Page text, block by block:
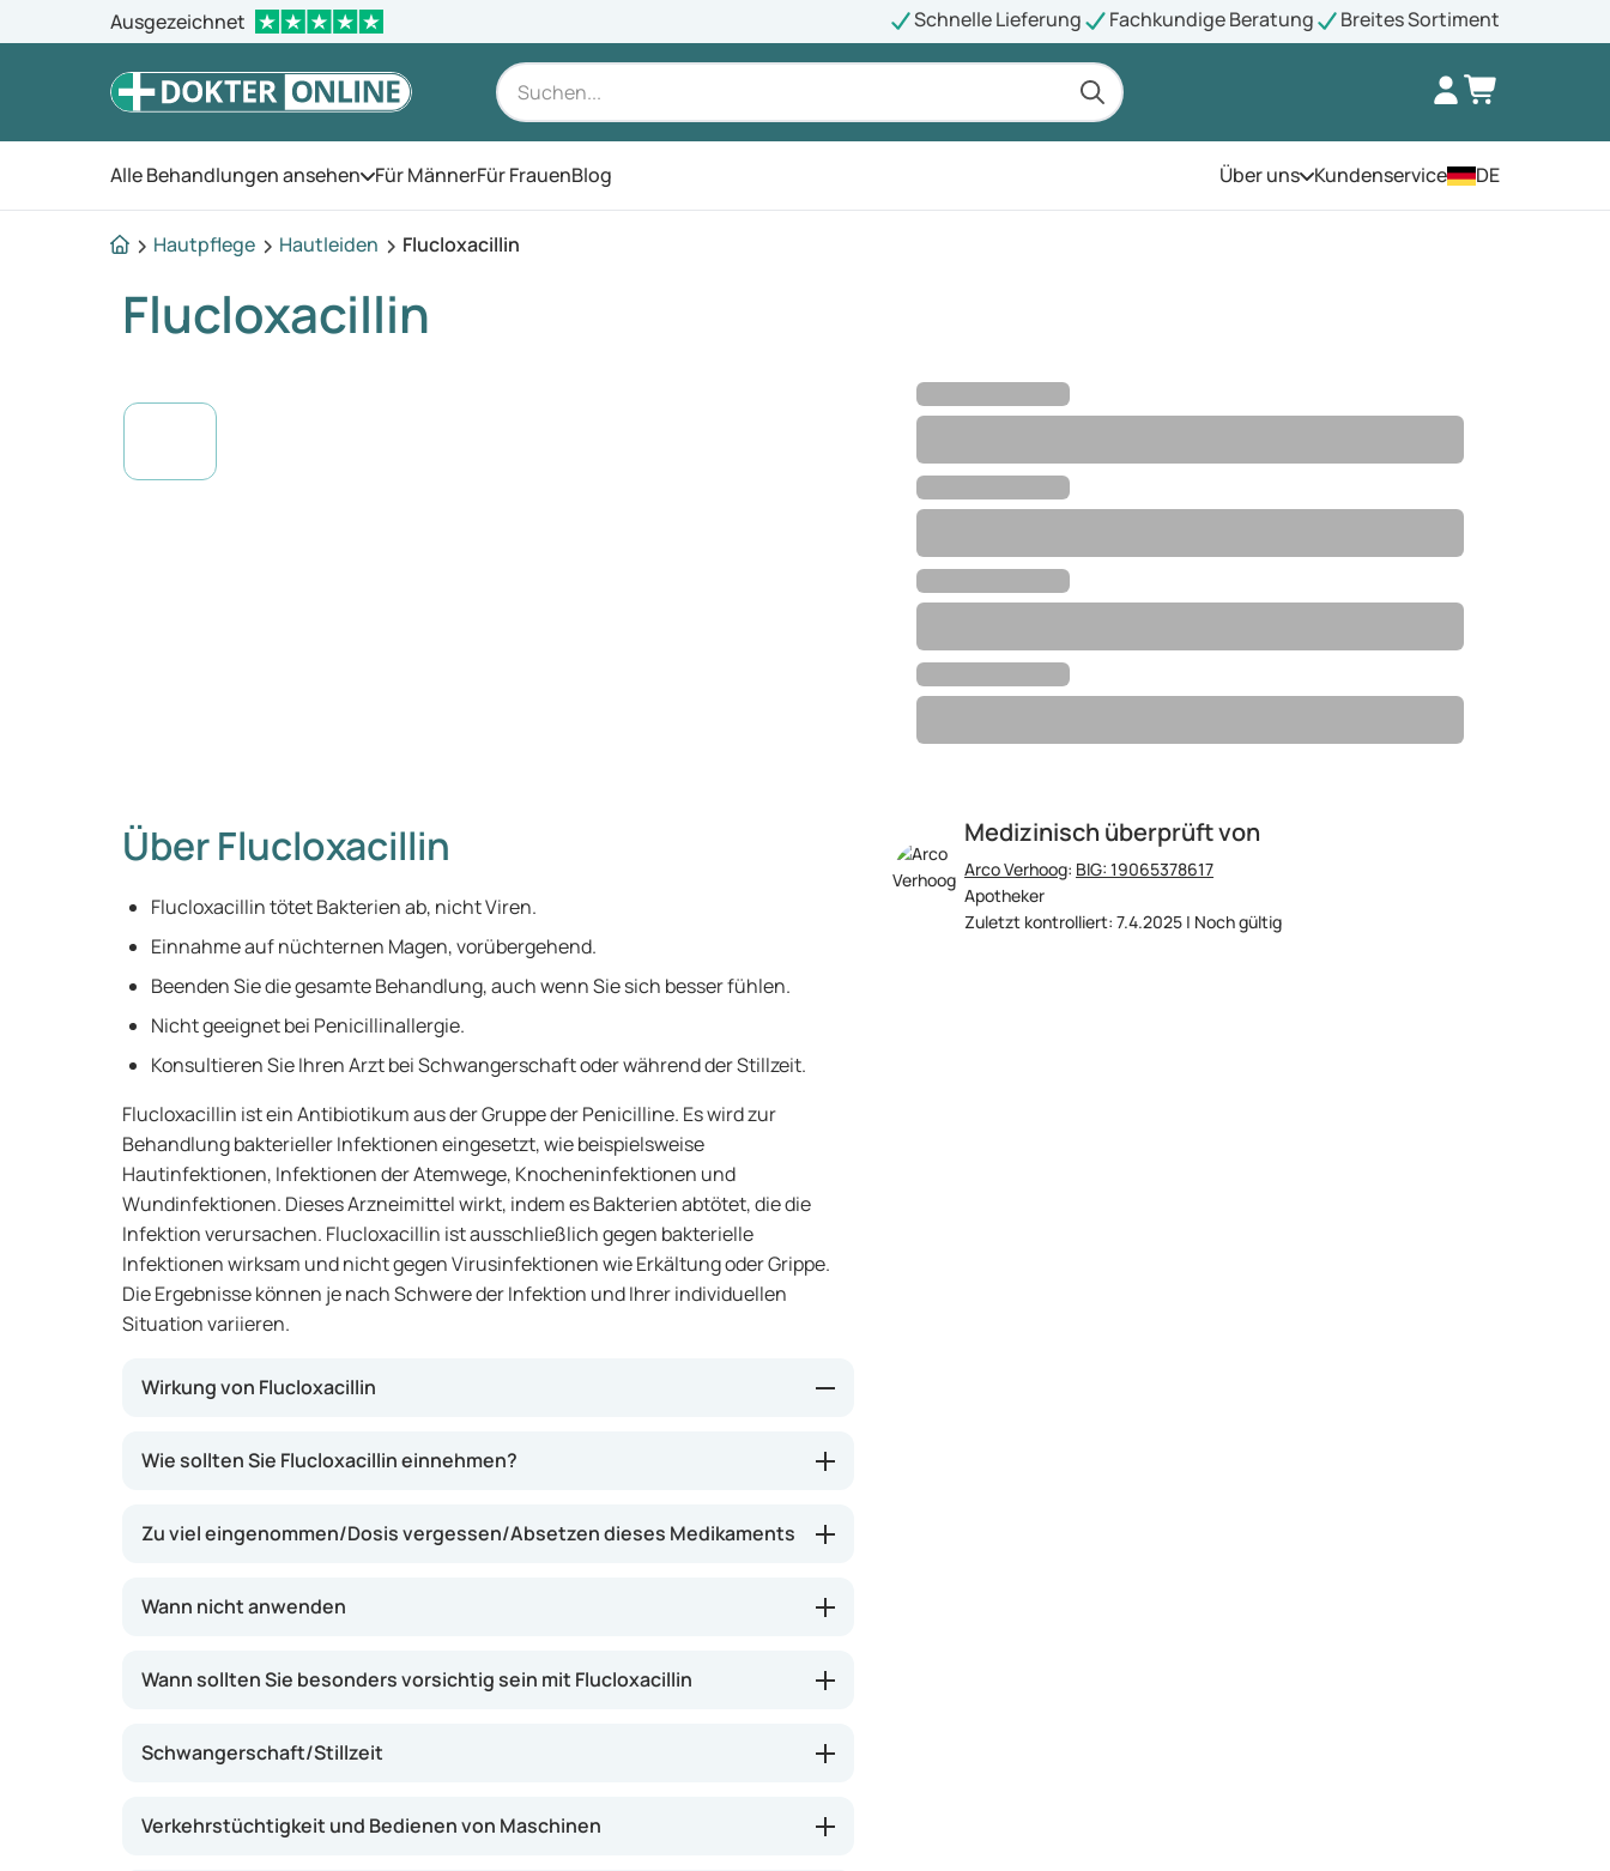
Ausgezeichnet Schnelle Lieferung Fachkundige Beratung Breites Sortiment
Alle Behandlungen ansehen Öffnen Sie das Menü
Für MännerFür FrauenBlog Über unsÖffnen Sie das Menü
Kundenservice DE
Hautpflege Hautleiden Flucloxacillin
Flucloxacillin
Medizinisch überprüft von
Arco Verhoog: BIG: 19065378617
Apotheker
Zuletzt kontrolliert: 7.4.2025 | Noch gültig
Über Flucloxacillin
Flucloxacillin tötet Bakterien ab, nicht Viren.
Einnahme auf nüchternen Magen, vorübergehend.
Beenden Sie die gesamte Behandlung, auch wenn Sie sich besser fühlen.
Nicht geeignet bei Penicillinallergie.
Konsultieren Sie Ihren Arzt bei Schwangerschaft oder während der Stillzeit.
Flucloxacillin ist ein Antibiotikum aus der Gruppe der Penicilline. Es wird zur
Behandlung bakterieller Infektionen eingesetzt, wie beispielsweise
Hautinfektionen, Infektionen der Atemwege, Knocheninfektionen und
Wundinfektionen. Dieses Arzneimittel wirkt, indem es Bakterien abtötet, die die
Infektion verursachen. Flucloxacillin ist ausschließlich gegen bakterielle
Infektionen wirksam und nicht gegen Virusinfektionen wie Erkältung oder Grippe.
Die Ergebnisse können je nach Schwere der Infektion und Ihrer individuellen
Situation variieren.
Wirkung von Flucloxacillin
nicht mehr wachsen oder überleben können. Dies trägt dazu bei, die Infektion
Schwellung zu lindern. Es kann einige Tage dauern, bis Sie eine Besserung
auch wenn Sie sich besser fühlen, um ein Wiederauftreten der Infektion zu
Wie sollten Sie Flucloxacillin einnehmen?
Zu viel eingenommen/Dosis vergessen/Absetzen dieses Medikaments
Wann nicht anwenden
Wann sollten Sie besonders vorsichtig sein mit Flucloxacillin
Schwangerschaft/Stillzeit
Verkehrstüchtigkeit und Bedienen von Maschinen